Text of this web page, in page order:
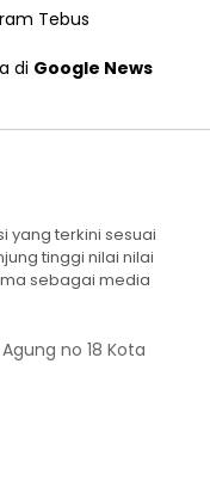
Tebus
di Google News
yang terkini sesuai
tinggi nilai nilai
sebagai media
no 18 Kota